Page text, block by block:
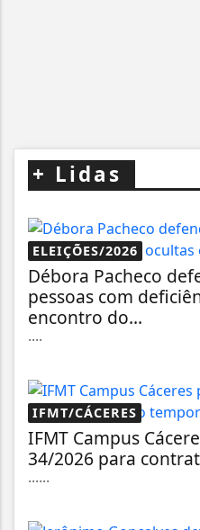
+ Lidas
ELEIÇÕES/2026
Débora Pacheco
pessoas com
encontro do...
....
IFMT/CÁCERES
IFMT Campus
34/2026 para
......